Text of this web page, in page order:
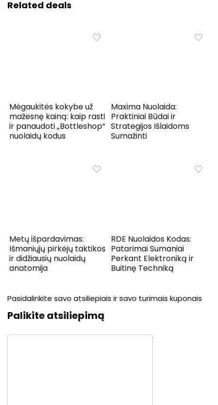
Related deals
Mėgaukitės kokybe už
mažesnę kainą: kaip rasti
ir panaudoti „Bottleshop“
nuolaidų kodus
Maxima Nuolaida:
Praktiniai Būdai ir
Strategijos Išlaidoms
Sumažinti
Metų išpardavimas:
Išmaniųjų pirkėjų taktikos
ir didžiausių nuolaidų
anatomija
RDE Nuolaidos Kodas:
Patarimai Sumaniai
Perkant Elektroniką ir
Buitinę Techniką
Pasidalinkite savo atsiliepiais ir savo turimais kuponais
Palikite atsiliepimą